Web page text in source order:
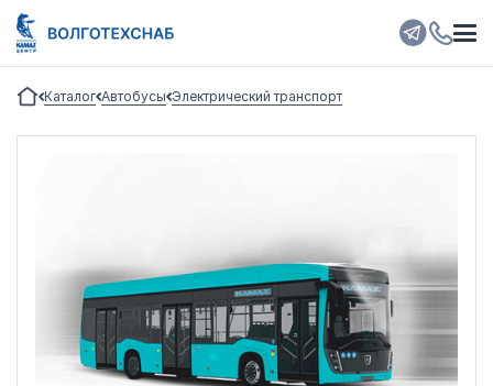
Каталог Автобусы Электрический транспорт